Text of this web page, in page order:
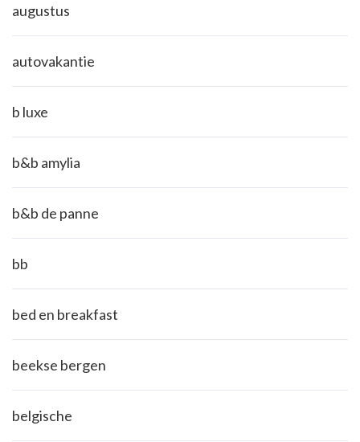
augustus
autovakantie
b luxe
b&b amylia
b&b de panne
bb
bed en breakfast
beekse bergen
belgische